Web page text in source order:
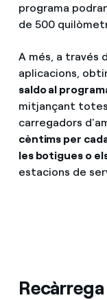
programa
de 500
A més, a través
aplicacions,
saldo al
mitjançant
carregadors
cèntims per
les botigues o
estacions de